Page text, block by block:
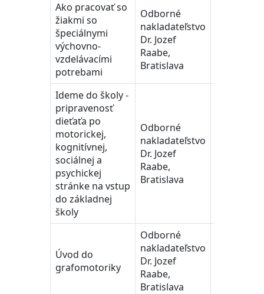
Ako pracovať so
žiakmi so
špeciálnymi
výchovno-
vzdelávacími
potrebami
Odborné
nakladateľstvo
Dr. Jozef
Raabe,
Bratislava
Ideme do školy -
pripravenosť
dieťaťa po
motorickej,
kognitívnej,
sociálnej a
psychickej
stránke na vstup
do základnej
školy
Odborné
nakladateľstvo
Dr. Jozef
Raabe,
Bratislava
Úvod do
grafomotoriky
Odborné
nakladateľstvo
Dr. Jozef
Raabe,
Bratislava